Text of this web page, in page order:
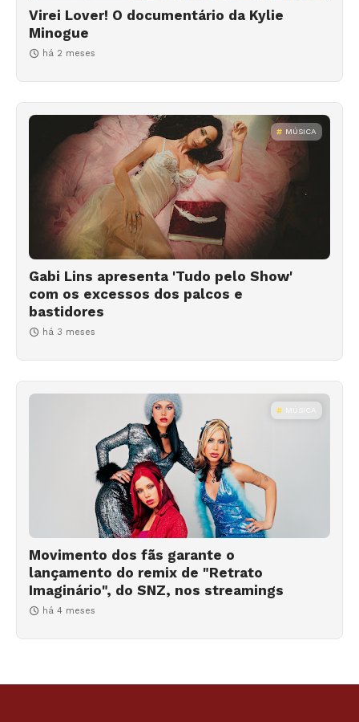
Virei Lover! O documentário da Kylie
Minogue
há 2 meses
MÚSICA
Gabi Lins apresenta 'Tudo pelo Show'
com os excessos dos palcos e
bastidores
há 3 meses
MÚSICA
Movimento dos fãs garante o
lançamento do remix de "Retrato
Imaginário", do SNZ, nos streamings
há 4 meses